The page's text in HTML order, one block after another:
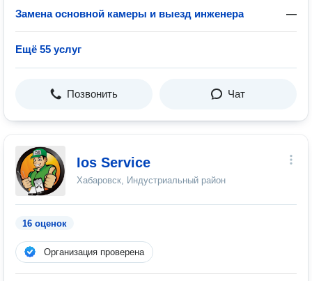
Замена основной камеры и выезд инженера —
Ещё 55 услуг
Позвонить Чат
Ios Service
Хабаровск, Индустриальный район
16 оценок
Организация проверена